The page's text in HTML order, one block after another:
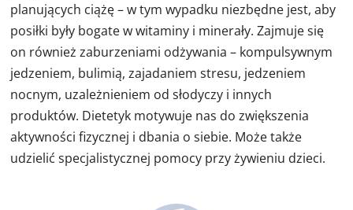
planujących ciążę – w tym wypadku niezbędne jest, aby
posiłki były bogate w witaminy i minerały. Zajmuje się
on również zaburzeniami odżywania – kompulsywnym
jedzeniem, bulimią, zajadaniem stresu, jedzeniem
nocnym, uzależnieniem od słodyczy i innych
produktów. Dietetyk motywuje nas do zwiększenia
aktywności fizycznej i dbania o siebie. Może także
udzielić specjalistycznej pomocy przy żywieniu dzieci.